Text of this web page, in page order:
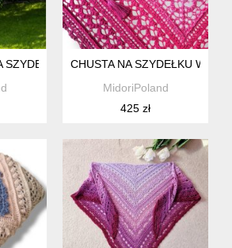
SZYDEŁKU W ŻYWYCH KOLORACH
CHUSTA NA SZYDEŁKU W
MidoriPoland
425 zł